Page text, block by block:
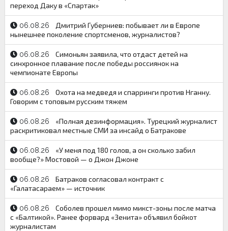
переход Даку в «Спартак»
06.08.26
Дмитрий Губерниев: побывает ли в Европе
нынешнее поколение спортсменов, журналистов?
06.08.26
Симоньян заявила, что отдаст детей на
синхронное плавание после победы россиянок на
чемпионате Европы
06.08.26
Охота на медведя и спарринги против Нганну.
Говорим с топовым русским тяжем
06.08.26
«Полная дезинформация». Турецкий журналист
раскритиковал местные СМИ за инсайд о Батракове
06.08.26
«У меня под 180 голов, а он сколько забил
вообще?» Мостовой — о Джон Джоне
06.08.26
Батраков согласовал контракт с
«Галатасараем» — источник
06.08.26
Соболев прошел мимо микст-зоны после матча
с «Балтикой». Ранее форвард «Зенита» объявил бойкот
журналистам